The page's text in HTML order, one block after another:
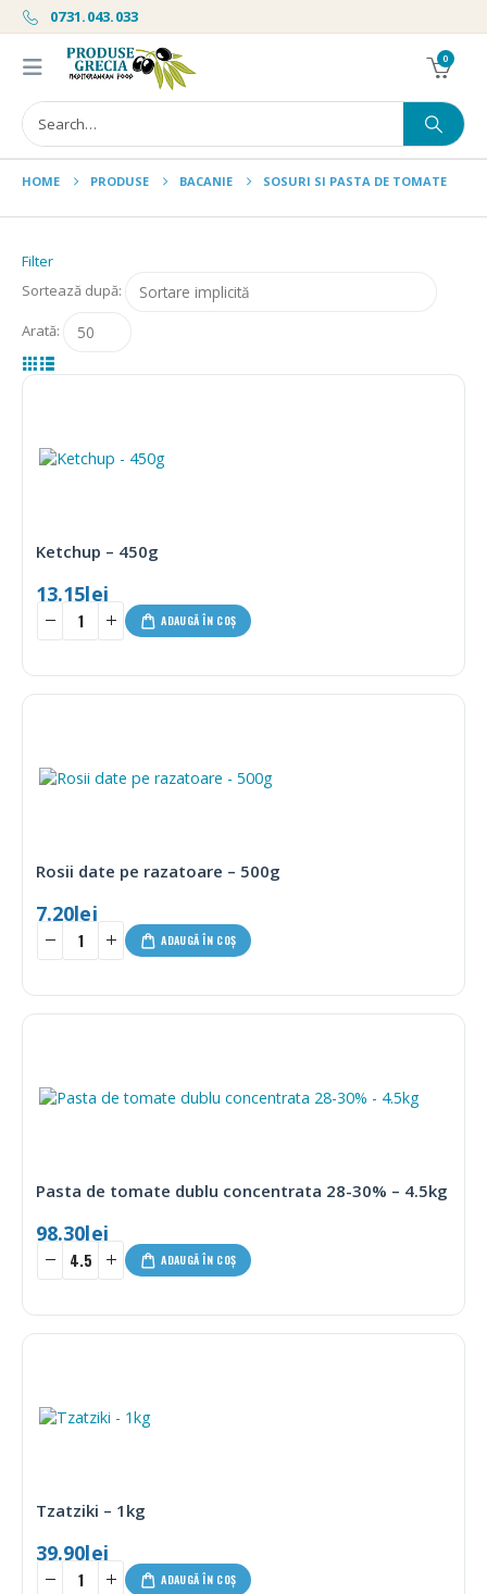
0731.043.033
0
HOME PRODUSE BACANIE SOSURI SI PASTA DE TOMATE
Filter
Sortează după:
Arată:
Ketchup – 450g
13.15lei
ADAUGĂ ÎN COȘ
Rosii date pe razatoare – 500g
7.20lei
ADAUGĂ ÎN COȘ
Pasta de tomate dublu concentrata 28-30% – 4.5kg
98.30lei
ADAUGĂ ÎN COȘ
Tzatziki – 1kg
39.90lei
ADAUGĂ ÎN COȘ